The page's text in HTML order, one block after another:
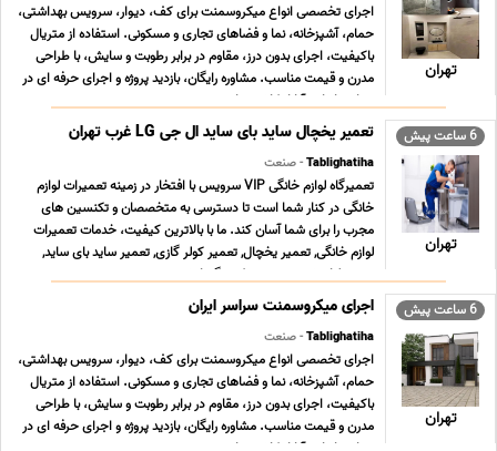
تهران
اجرای تخصصی انواع میکروسمنت برای کف، دیوار، سرویس بهداشتی،
حمام، آشپزخانه، نما و فضاهای تجاری و مسکونی. استفاده از متریال
باکیفیت، اجرای بدون درز، مقاوم در برابر رطوبت و سایش، با طراحی
مدرن و قیمت مناسب. مشاوره رایگان، بازدید پروژه و اجرای حرفه ای در
سراسر ایران. آیا از کاشی های ... ...
6 ساعت پیش
تهران
تعمیر یخچال ساید بای ساید ال جی LG غرب تهران
Tablighatiha- صنعت
تعمیرگاه لوازم خانگی VIP سرویس با افتخار در زمینه تعمیرات لوازم
خانگی در کنار شما است تا دسترسی به متخصصان و تکنسین های
مجرب را برای شما آسان کند. ما با بالاترین کیفیت، خدمات تعمیرات
لوازم خانگی, تعمیر یخچال, تعمیر کولر گازی, تعمیر ساید بای ساید,
تعمیر لباسشویی, تعمیر پکیج گرمایش ... ...
6 ساعت پیش
تهران
اجرای میکروسمنت سراسر ایران
Tablighatiha- صنعت
اجرای تخصصی انواع میکروسمنت برای کف، دیوار، سرویس بهداشتی،
حمام، آشپزخانه، نما و فضاهای تجاری و مسکونی. استفاده از متریال
باکیفیت، اجرای بدون درز، مقاوم در برابر رطوبت و سایش، با طراحی
مدرن و قیمت مناسب. مشاوره رایگان، بازدید پروژه و اجرای حرفه ای در